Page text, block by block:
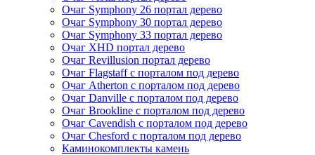
Очаг Symphony 26 портал дерево
Очаг Symphony 30 портал дерево
Очаг Symphony 33 портал дерево
Очаг XHD портал дерево
Очаг Revillusion портал дерево
Очаг Flagstaff с порталом под дерево
Очаг Atherton с порталом под дерево
Очаг Danville с порталом под дерево
Очаг Brookline с порталом под дерево
Очаг Cavendish с порталом под дерево
Очаг Chesford с порталом под дерево
Каминокомплекты камень